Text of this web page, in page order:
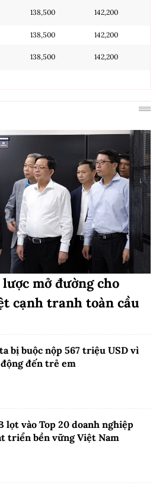
138,500 142,200
138,500 142,200
138,500 142,200
mở đường cho
cạnh tranh toàn cầu
bị buộc nộp 567 triệu USD vì
đến trẻ em
lọt vào Top 20 doanh nghiệp
triển bền vững Việt Nam